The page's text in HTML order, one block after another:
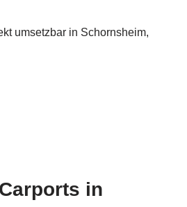
umsetzbar in Schornsheim,
in